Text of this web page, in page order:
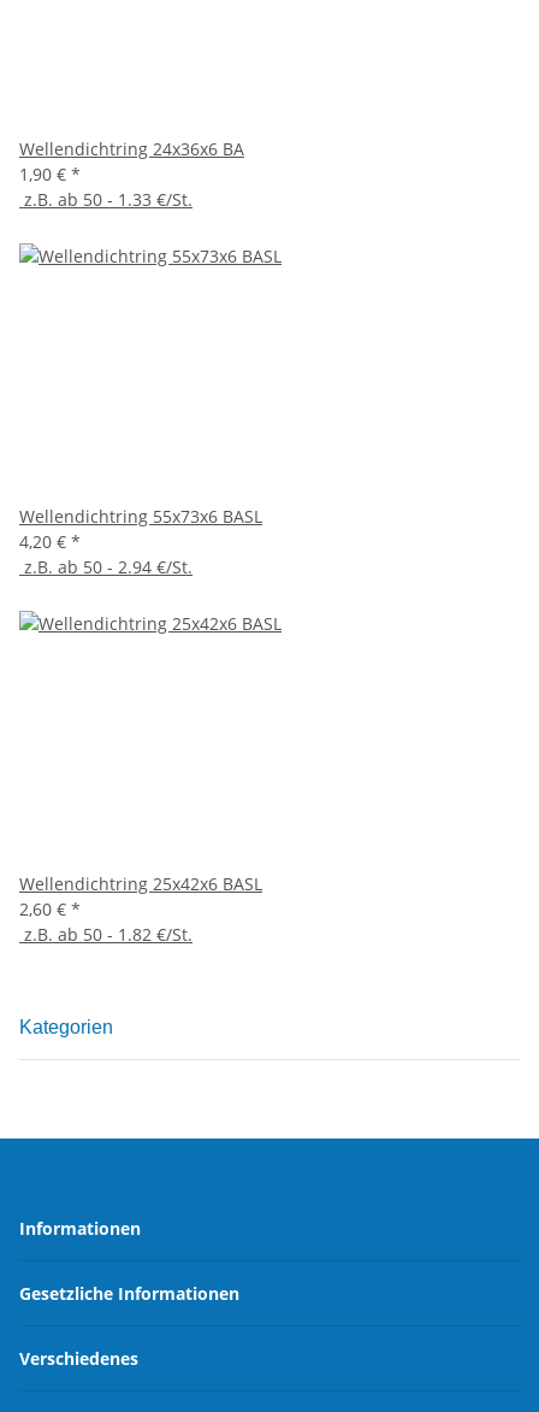
Wellendichtring 24x36x6 BA
1,90 € *
z.B. ab 50 - 1.33 €/St.
Wellendichtring 55x73x6 BASL
4,20 € *
z.B. ab 50 - 2.94 €/St.
Wellendichtring 25x42x6 BASL
2,60 € *
z.B. ab 50 - 1.82 €/St.
Kategorien
Informationen
Gesetzliche Informationen
Verschiedenes